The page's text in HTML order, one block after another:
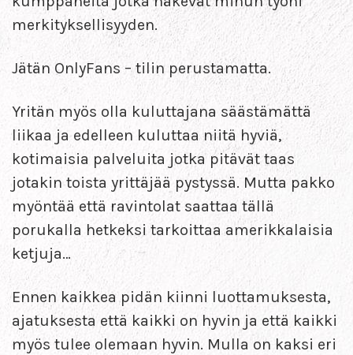
merkityksellisyyden.
Jätän OnlyFans – tilin perustamatta.
Yritän myös olla kuluttajana säästämättä
liikaa ja edelleen kuluttaa niitä hyviä,
kotimaisia palveluita jotka pitävät taas
jotakin toista yrittäjää pystyssä. Mutta pakko
myöntää että ravintolat saattaa tällä
porukalla hetkeksi tarkoittaa amerikkalaisia
ketjuja…
Ennen kaikkea pidän kiinni luottamuksesta,
ajatuksesta että kaikki on hyvin ja että kaikki
myös tulee olemaan hyvin. Mulla on kaksi eri